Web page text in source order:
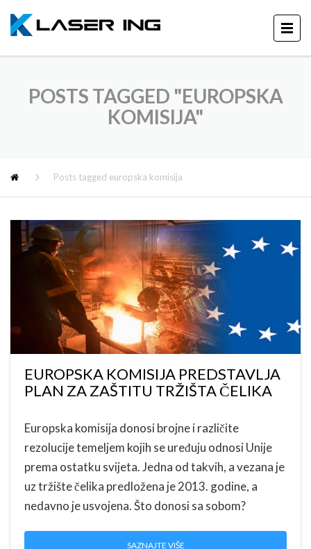
POSTS TAGGED "EUROPSKA
KOMISIJA"
Posts tagged europska komisija
EUROPSKA KOMISIJA PREDSTAVLJA
PLAN ZA ZAŠTITU TRŽIŠTA ČELIKA
Europska komisija donosi brojne i različite
rezolucije temeljem kojih se uređuju odnosi Unije
prema ostatku svijeta. Jedna od takvih, a vezana je
uz tržište čelika predložena je 2013. godine, a
nedavno je usvojena. Što donosi sa sobom?
SAZNAJTE VIŠE